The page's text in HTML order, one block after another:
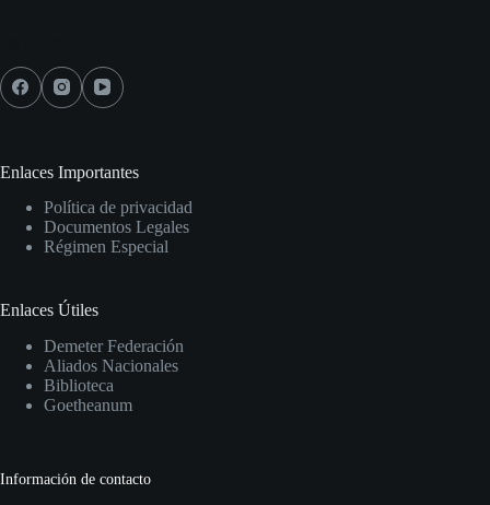
Enlaces Importantes
Política de privacidad
Documentos Legales
Régimen Especial
Enlaces Útiles
Demeter Federación
Aliados Nacionales
Biblioteca
Goetheanum
Información de contacto